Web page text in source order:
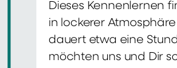
Dieses Kennenlernen
in lockerer
dauert etwa eine
möchten uns und Dir